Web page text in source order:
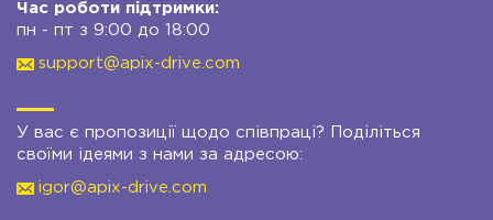
Час роботи підтримки:
пн - пт з 9:00 до 18:00
support@apix-drive.com
У вас є пропозиції щодо співпраці? Поділіться
своїми ідеями з нами за адресою:
igor@apix-drive.com